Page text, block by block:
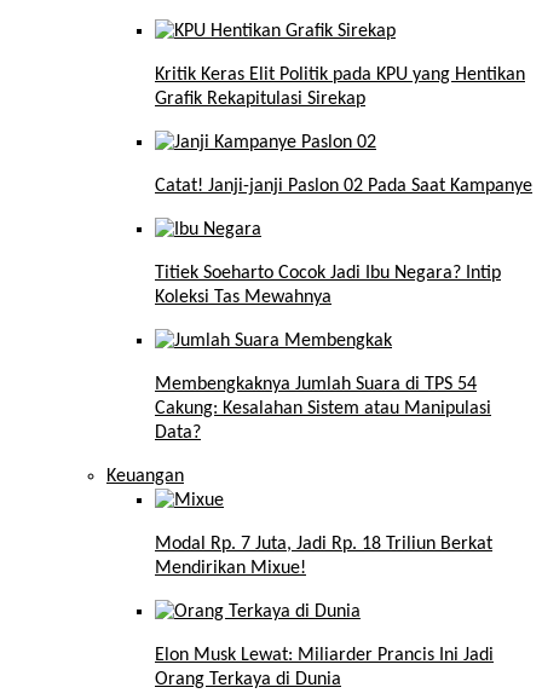
Kritik Keras Elit Politik pada KPU yang Hentikan
Grafik Rekapitulasi Sirekap
Catat! Janji-janji Paslon 02 Pada Saat Kampanye
Titiek Soeharto Cocok Jadi Ibu Negara? Intip
Koleksi Tas Mewahnya
Membengkaknya Jumlah Suara di TPS 54
Cakung: Kesalahan Sistem atau Manipulasi
Data?
Keuangan
Modal Rp. 7 Juta, Jadi Rp. 18 Triliun Berkat
Mendirikan Mixue!
Elon Musk Lewat: Miliarder Prancis Ini Jadi
Orang Terkaya di Dunia